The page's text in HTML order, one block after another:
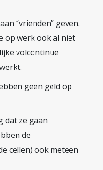
“vrienden” geven.
op werk ook al niet
volcontinue
geen geld op
dat ze gaan
de
cellen) ook meteen